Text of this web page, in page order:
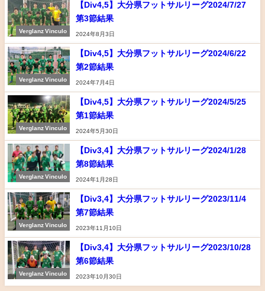
Verglanz Vinculo
【Div4,5】大分県フットサルリーグ2024/7/27
第3節結果
2024年8月3日
Verglanz Vinculo
【Div4,5】大分県フットサルリーグ2024/6/22
第2節結果
2024年7月4日
Verglanz Vinculo
【Div4,5】大分県フットサルリーグ2024/5/25
第1節結果
2024年5月30日
Verglanz Vinculo
【Div3,4】大分県フットサルリーグ2024/1/28
第8節結果
2024年1月28日
Verglanz Vinculo
【Div3,4】大分県フットサルリーグ2023/11/4
第7節結果
2023年11月10日
Verglanz Vinculo
【Div3,4】大分県フットサルリーグ2023/10/28
第6節結果
2023年10月30日